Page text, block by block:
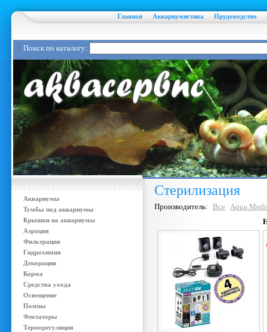
Главная Аквариумистика Прудоводство
Поиск по каталогу:
Аквариумы
Тумбы под аквариумы
Крышки на аквариумы
Аэрация
Фильтрация
Гидрохимия
Декорации
Корма
Средства ухода
Освещение
Помпы
Флотаторы
Терморегуляция
Стерилизация
Производитель: Все Aqua